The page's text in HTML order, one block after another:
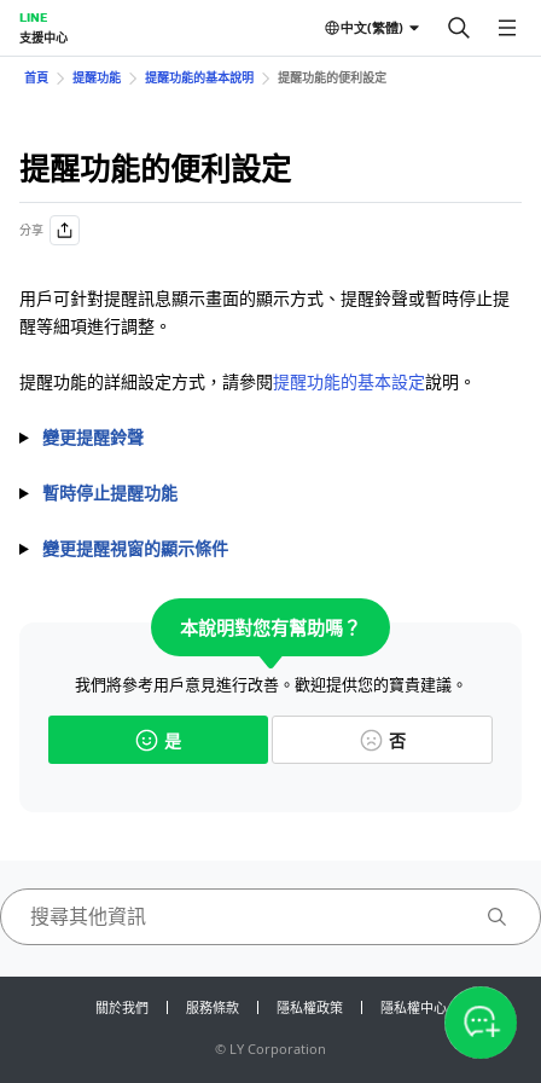
LINE
支援中心
中文(繁體)
首頁 提醒功能 提醒功能的基本說明 提醒功能的便利設定
提醒功能的便利設定
分享
用戶可針對提醒訊息顯示畫面的顯示方式、提醒鈴聲或暫時停止提
醒等細項進行調整。
提醒功能的詳細設定方式，請參閱提醒功能的基本設定說明。
變更提醒鈴聲
暫時停止提醒功能
變更提醒視窗的顯示條件
本說明對您有幫助嗎？
我們將參考用戶意見進行改善。歡迎提供您的寶貴建議。
是 否
關於我們 服務條款 隱私權政策 隱私權中心
© LY Corporation